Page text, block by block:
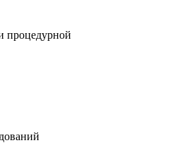
процедурной